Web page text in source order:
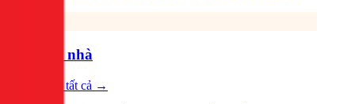
Sửa nhà
Xem tất cả →